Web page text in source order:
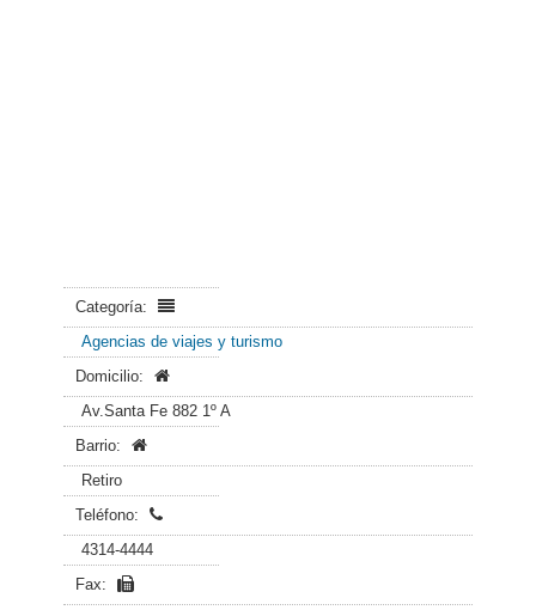
Categoría:
Agencias de viajes y turismo
Domicilio:
Av.Santa Fe 882 1º A
Barrio:
Retiro
Teléfono:
4314-4444
Fax: